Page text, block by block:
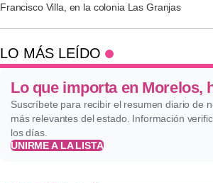
Francisco Villa, en la colonia Las Granjas
LO MÁS LEÍDO
Lo que importa en Morelos,
Suscríbete para recibir el resumen diario de
más relevantes del estado. Información
los días.
UNIRME A LA LISTA